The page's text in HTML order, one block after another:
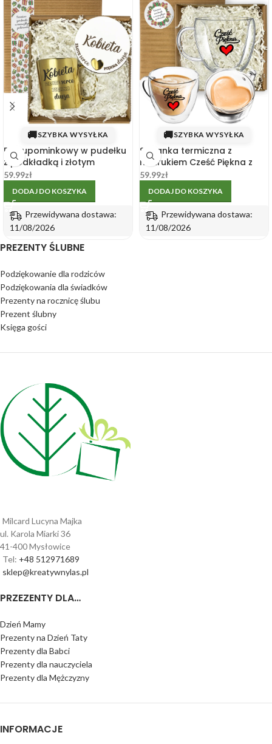
🚚SZYBKA WYSYŁKA
Box upominkowy w pudełku
z podkładką i złotym
kubkiem na Dzień Kobiet
59.99zł
DODAJ DO KOSZYKA
Przewidywana dostawa:
11/08/2026
🚚SZYBKA WYSYŁKA
Szklanka termiczna z
nadrukiem Cześć Piękna z
efektem serca
59.99zł
DODAJ DO KOSZYKA
Przewidywana dostawa:
11/08/2026
PREZENTY ŚLUBNE
Podziękowanie dla rodziców
Podziękowania dla świadków
Prezenty na rocznicę ślubu
Prezent ślubny
Księga gości
Milcard Lucyna Majka
ul. Karola Miarki 36
41-400 Mysłowice
Tel: +48 512971689
sklep@kreatywnylas.pl
PRZEZENTY DLA…
Dzień Mamy
Prezenty na Dzień Taty
Prezenty dla Babci
Prezenty dla nauczyciela
Prezenty dla Mężczyzny
INFORMACJE